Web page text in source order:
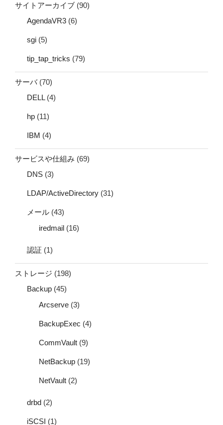
サイトアーカイブ (90)
AgendaVR3 (6)
sgi (5)
tip_tap_tricks (79)
サーバ(70)
DELL(4)
hp (11)
IBM (4)
サービスや仕組み (69)
DNS (3)
LDAP/ActiveDirectory (31)
メール (43)
iredmail (16)
認証 (1)
ストレージ (198)
Backup (45)
Arcserve (3)
BackupExec (4)
CommVault (9)
NetBackup (19)
NetVault (2)
drbd (2)
iSCSI (1)